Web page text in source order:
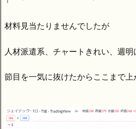
材料見当たりませんでしたが
人材派遣系、チャートきれい、週
節目を一気に抜けたからここまで上